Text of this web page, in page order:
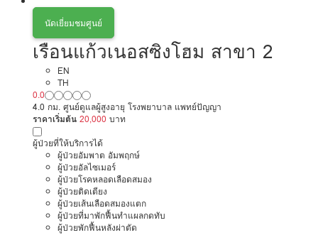
นัดเยี่ยมชมศูนย์
เรือนแก้วเนอสซิงโฮม สาขา 2
EN
TH
0.0
4.0 กม. ศูนย์ดูแลผู้สูงอายุ โรงพยาบาล แพทย์ปัญญา
ราคาเริ่มต้น 20,000 บาท
ผู้ป่วยที่ให้บริการได้
ผู้ป่วยอัมพาต อัมพฤกษ์
ผู้ป่วยอัลไซเมอร์
ผู้ป่วยโรคหลอดเลือดสมอง
ผู้ป่วยติดเตียง
ผู้ป่วยเส้นเลือดสมองแตก
ผู้ป่วยที่มาพักฟื้นทำแผลกดทับ
ผู้ป่วยพักฟื้นหลังผ่าตัด